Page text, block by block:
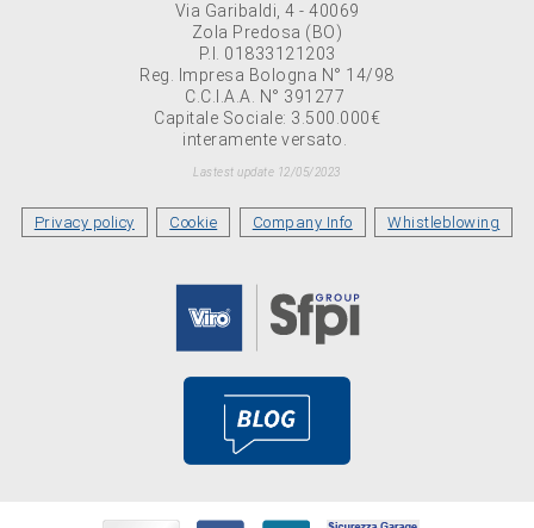
Via Garibaldi, 4 - 40069
Zola Predosa (BO)
P.I. 01833121203
Reg. Impresa Bologna N° 14/98
C.C.I.A.A. N° 391277
Capitale Sociale: 3.500.000€
interamente versato.
Lastest update 12/05/2023
Privacy policy Cookie Company Info Whistleblowing